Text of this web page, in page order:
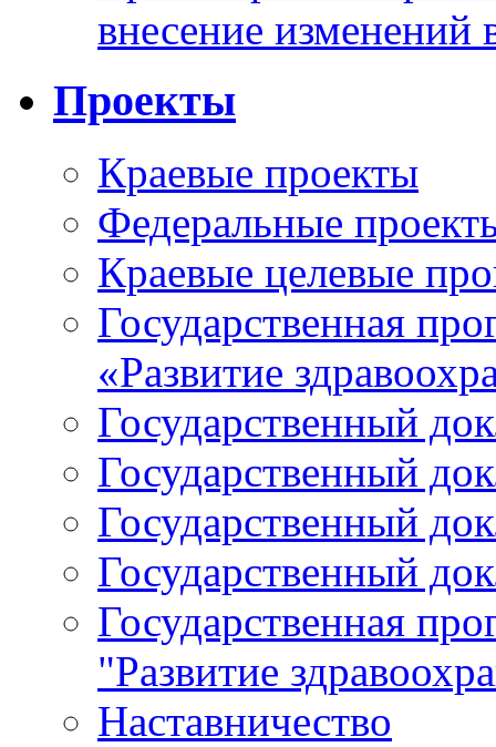
внесение изменений
Проекты
Краевые проекты
Федеральные
Краевые целевые
Государственная
«Развитие
Государственный
Государственный
Государственный
Государственный
Государственная
"Развитие
Наставничество